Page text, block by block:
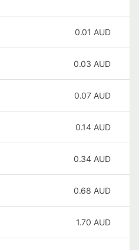
0.01 AUD
0.03 AUD
0.07 AUD
0.14 AUD
0.34 AUD
0.68 AUD
1.70 AUD